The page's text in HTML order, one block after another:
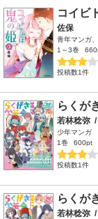
コイビ
佐保
青年マンガ
1～3巻
投稿数1件
らくが
若林稔弥 /
少年マンガ
1巻
600pt
投稿数1件
らくが
若林稔弥 /